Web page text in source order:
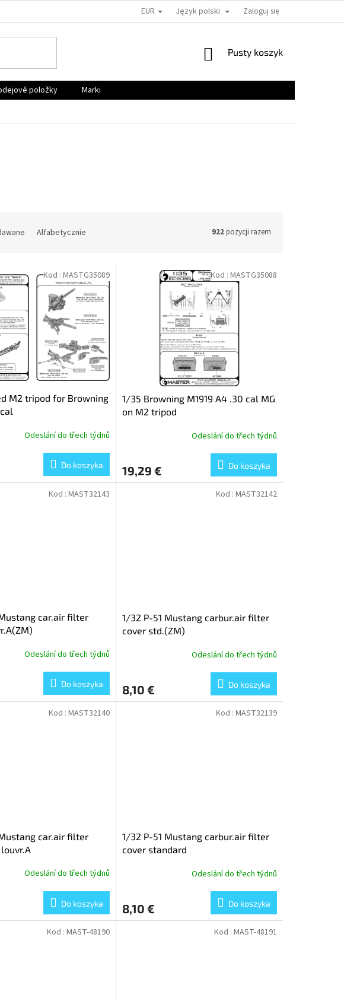
EUR Język polski Zaloguj się
KOSZYK
Pusty koszyk
položky
Marki
Alfabetycznie 922pozycji razem
M2 tripod for Browning
Odeslání do třech týdnů
Do koszyka
Kod : MASTG35089
1/35 Browning M1919 A4 .30 cal MG
on M2 tripod
Odeslání do třech týdnů
19,29 € Do koszyka
Kod : MASTG35088
car.air filter
Odeslání do třech týdnů
Do koszyka
Kod : MAST32143
1/32 P-51 Mustang carbur.air filter
cover std.(ZM)
Odeslání do třech týdnů
8,10 € Do koszyka
Kod : MAST32142
car.air filter
Odeslání do třech týdnů
Do koszyka
Kod : MAST32140
1/32 P-51 Mustang carbur.air filter
cover standard
Odeslání do třech týdnů
8,10 € Do koszyka
Kod : MAST32139
Kod : MAST-48190 Kod : MAST-48191